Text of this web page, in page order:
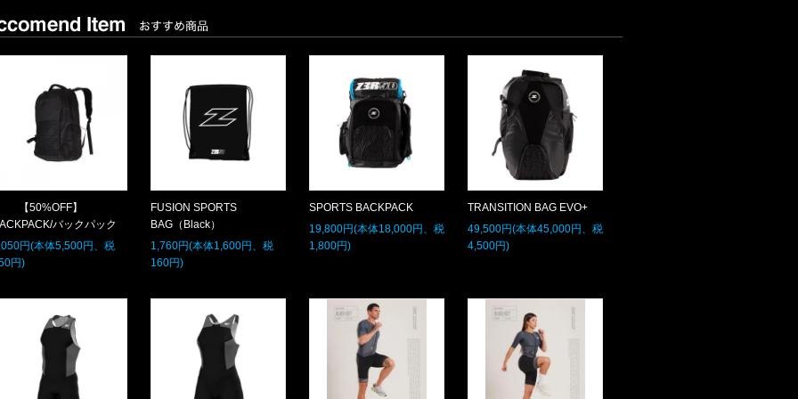
【50%OFF】
バックパック
円(本体5,500円、税
円)
FUSION SPORTS
BAG（Black）
1,760円(本体1,600円、税
160円)
SPORTS BACKPACK
19,800円(本体18,000円、税
1,800円)
TRANSITION BAG EVO+
49,500円(本体45,000円、税
4,500円)